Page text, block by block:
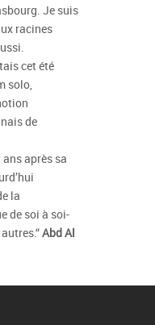
Je suis
racines
cet été
solo,
de
ans après sa
la
de soi à soi-
Abd Al